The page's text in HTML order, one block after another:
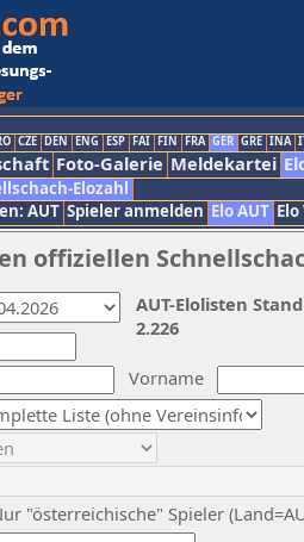
CZE DEN ENG ESP FAI FIN FRA GER GRE INA
Foto-Galerie Meldekartei
Elozahl
AUT Spieler anmelden Elo AUT
offiziellen
Vorname
"österreichische" Spieler
AUT-Elolisten
2.226